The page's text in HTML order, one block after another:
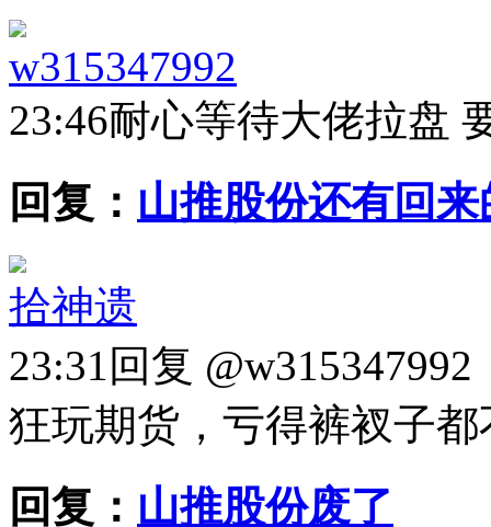
w315347992
23:46耐心等待大佬拉盘
回复： 山推股份还有回
拾神遗
23:31 回复
狂玩期货，亏得裤衩子
回复： 山推股份废了